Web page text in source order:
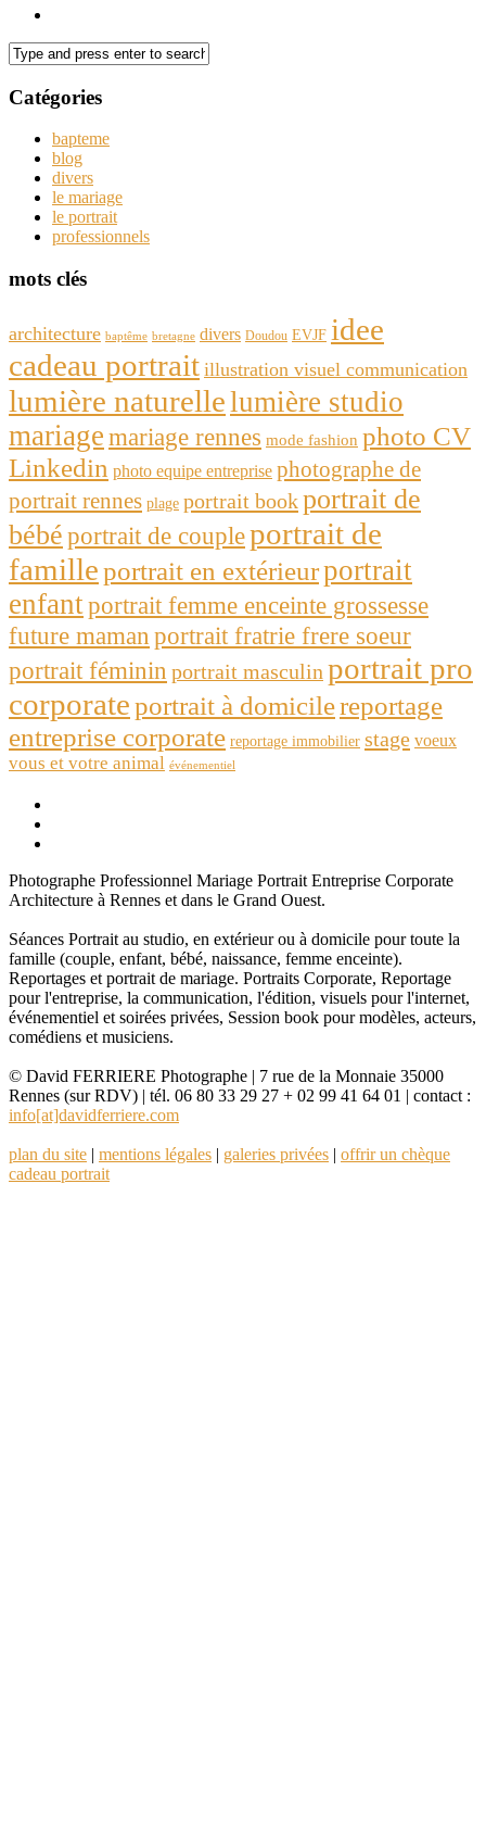
Catégories
bapteme
blog
divers
le mariage
le portrait
professionnels
mots clés
architecture baptême bretagne divers Doudou EVJF idee
cadeau portrait illustration visuel communication
lumière naturellelumière studio
mariagemariage rennes mode fashion photo CV
Linkedin photo equipe entreprise photographe de
portrait rennes plage portrait bookportrait de
bébéportrait de coupleportrait de
familleportrait en extérieurportrait
enfantportrait femme enceinte grossesse
future maman portrait fratrie frere soeur
portrait féminin portrait masculin portrait pro
corporateportrait à domicilereportage
entreprise corporate reportage immobilier stage voeux
vous et votre animal événementiel
Photographe Professionnel Mariage Portrait Entreprise Corporate
Architecture à Rennes et dans le Grand Ouest.
Séances Portrait au studio, en extérieur ou à domicile pour toute la
famille (couple, enfant, bébé, naissance, femme enceinte).
Reportages et portrait de mariage. Portraits Corporate, Reportage
pour l'entreprise, la communication, l'édition, visuels pour l'internet,
événementiel et soirées privées, Session book pour modèles, acteurs,
comédiens et musiciens.
© David FERRIERE Photographe | 7 rue de la Monnaie 35000
Rennes (sur RDV) | tél. 06 80 33 29 27 + 02 99 41 64 01 | contact :
info[at]davidferriere.com
plan du site | mentions légales | galeries privées | offrir un chèque
cadeau portrait